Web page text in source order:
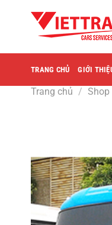
dung
TRANG CHỦ GIỚI
Trang chủ / Shop